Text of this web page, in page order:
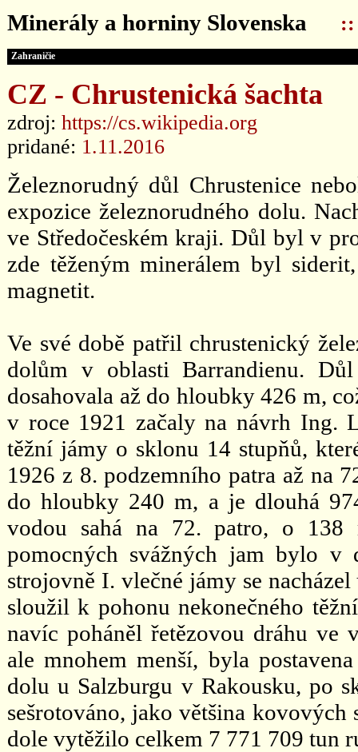
Minerály a horniny Slovenska ::
Zahraničie
CZ - Chrustenická šachta
zdroj: https://cs.wikipedia.org
pridané: 1.11.2016
Železnorudný důl Chrustenice
expozice železnorudného dolu.
ve Středočeském kraji. Důl byl v
zde těženým minerálem byl
magnetit.
Ve své době patřil chrustenický
dolům v oblasti Barrandienu.
dosahovala až do hloubky 426 m,
v roce 1921 začaly na návrh Ing.
těžní jámy o sklonu 14 stupňů,
1926 z 8. podzemního patra až na
do hloubky 240 m, a je dlouhá
vodou sahá na 72. patro, o
pomocných svážných jam bylo v
strojovně I. vlečné jámy se
sloužil k pohonu nekonečného
navíc poháněl řetězovou dráhu ve
ale mnohem menší, byla
dolu u Salzburgu v Rakousku, po
sešrotováno, jako většina
dole vytěžilo celkem 7 771 709 tun